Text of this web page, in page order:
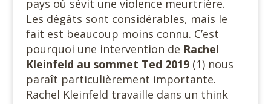
pays où sévit une violence meurtrière.
Les dégâts sont considérables, mais le
fait est beaucoup moins connu. C’est
pourquoi une intervention de Rachel
Kleinfeld au sommet Ted 2019(1) nous
paraît particulièrement importante.
Rachel Kleinfeld travaille dans un think